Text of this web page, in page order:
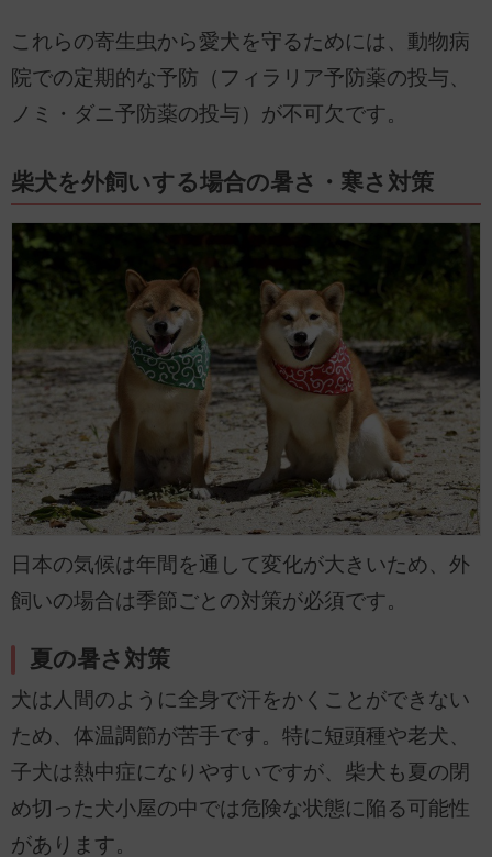
これらの寄生虫から愛犬を守るためには、動物病
院での定期的な予防（フィラリア予防薬の投与、
ノミ・ダニ予防薬の投与）が不可欠です。
柴犬を外飼いする場合の暑さ・寒さ対策
日本の気候は年間を通して変化が大きいため、外
飼いの場合は季節ごとの対策が必須です。
夏の暑さ対策
犬は人間のように全身で汗をかくことができない
ため、体温調節が苦手です。特に短頭種や老犬、
子犬は熱中症になりやすいですが、柴犬も夏の閉
め切った犬小屋の中では危険な状態に陥る可能性
があります。